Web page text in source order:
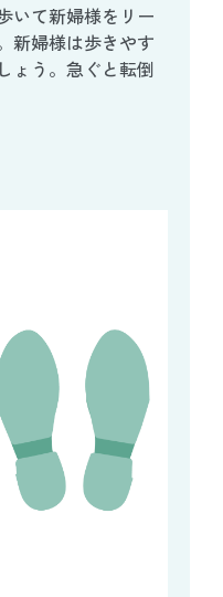
いて新婦様をリー
新婦様は歩きやす
ょう。急ぐと転倒